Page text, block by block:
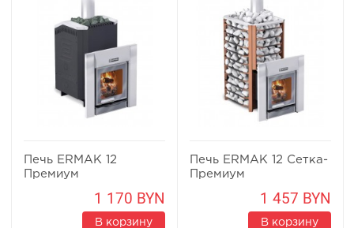
Печь ERMAK 12
Премиум
1 170 BYN
В корзину
Печь ERMAK 12 Сетка-
Премиум
1 457 BYN
В корзину